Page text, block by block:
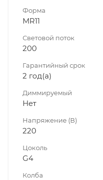
Форма
MR11
Световой поток
200
Гарантийный срок
2 год(а)
Диммируeмый
Нет
Напряжение (В)
220
Цоколь
G4
Колба